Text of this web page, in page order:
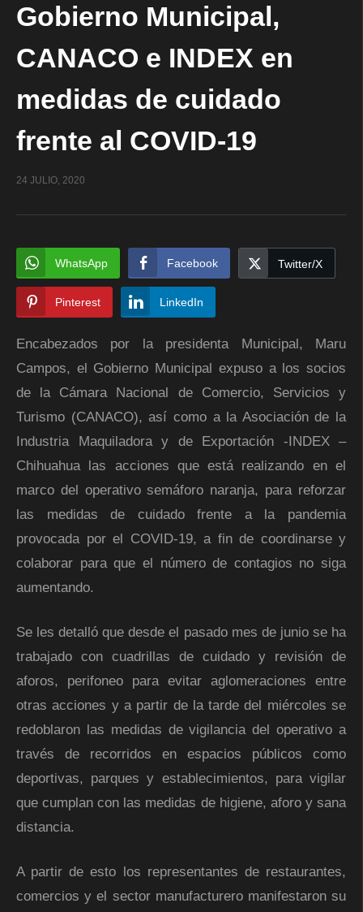
Gobierno Municipal,
CANACO e INDEX en
medidas de cuidado
frente al COVID-19
24 JULIO, 2020
WhatsApp Facebook Twitter/X
Pinterest LinkedIn
Encabezados por la presidenta Municipal, Maru
Campos, el Gobierno Municipal expuso a los socios
de la Cámara Nacional de Comercio, Servicios y
Turismo (CANACO), así como a la Asociación de la
Industria Maquiladora y de Exportación -INDEX –
Chihuahua las acciones que está realizando en el
marco del operativo semáforo naranja, para reforzar
las medidas de cuidado frente a la pandemia
provocada por el COVID-19, a fin de coordinarse y
colaborar para que el número de contagios no siga
aumentando.
Se les detalló que desde el pasado mes de junio se ha
trabajado con cuadrillas de cuidado y revisión de
aforos, perifoneo para evitar aglomeraciones entre
otras acciones y a partir de la tarde del miércoles se
redoblaron las medidas de vigilancia del operativo a
través de recorridos en espacios públicos como
deportivas, parques y establecimientos, para vigilar
que cumplan con las medidas de higiene, aforo y sana
distancia.
A partir de esto los representantes de restaurantes,
comercios y el sector manufacturero manifestaron su